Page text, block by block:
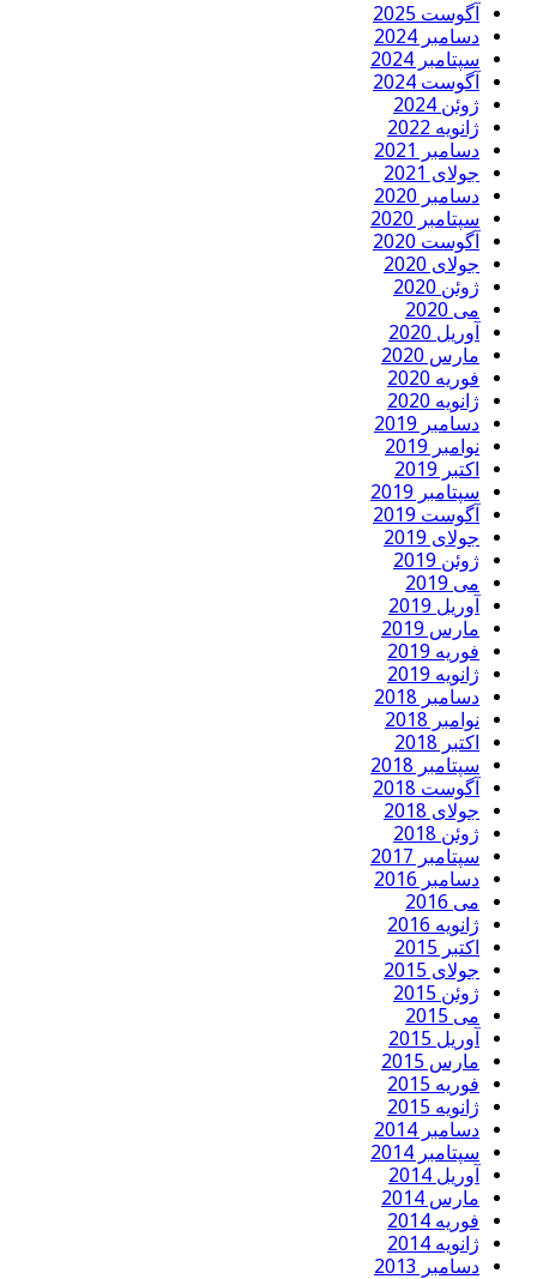
آگوست 2025
دسامبر 2024
سپتامبر 2024
آگوست 2024
ژوئن 2024
ژانویه 2022
دسامبر 2021
جولای 2021
دسامبر 2020
سپتامبر 2020
آگوست 2020
جولای 2020
ژوئن 2020
می 2020
آوریل 2020
مارس 2020
فوریه 2020
ژانویه 2020
دسامبر 2019
نوامبر 2019
اکتبر 2019
سپتامبر 2019
آگوست 2019
جولای 2019
ژوئن 2019
می 2019
آوریل 2019
مارس 2019
فوریه 2019
ژانویه 2019
دسامبر 2018
نوامبر 2018
اکتبر 2018
سپتامبر 2018
آگوست 2018
جولای 2018
ژوئن 2018
سپتامبر 2017
دسامبر 2016
می 2016
ژانویه 2016
اکتبر 2015
جولای 2015
ژوئن 2015
می 2015
آوریل 2015
مارس 2015
فوریه 2015
ژانویه 2015
دسامبر 2014
سپتامبر 2014
آوریل 2014
مارس 2014
فوریه 2014
ژانویه 2014
دسامبر 2013